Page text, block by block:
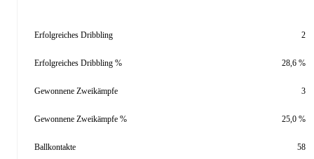
Erfolgreiches Dribbling 2
Erfolgreiches Dribbling % 28,6 %
Gewonnene Zweikämpfe 3
Gewonnene Zweikämpfe % 25,0 %
Ballkontakte 58